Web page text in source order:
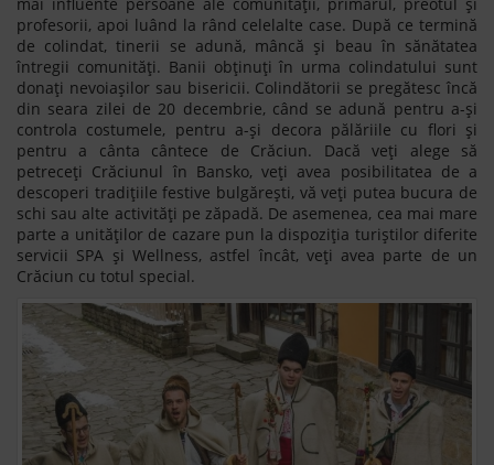
mai influente persoane ale comunității, primarul, preotul și
profesorii, apoi luând la rând celelalte case. După ce termină
de colindat, tinerii se adună, mâncă și beau în sănătatea
întregii comunități. Banii obținuți în urma colindatului sunt
donați nevoiașilor sau bisericii. Colindătorii se pregătesc încă
din seara zilei de 20 decembrie, când se adună pentru a-și
controla costumele, pentru a-și decora pălăriile cu flori și
pentru a cânta cântece de Crăciun. Dacă veți alege să
petreceți Crăciunul în Bansko, veți avea posibilitatea de a
descoperi tradițiile festive bulgărești, vă veți putea bucura de
schi sau alte activități pe zăpadă. De asemenea, cea mai mare
parte a unităților de cazare pun la dispoziția turiștilor diferite
servicii SPA și Wellness, astfel încât, veți avea parte de un
Crăciun cu totul special.